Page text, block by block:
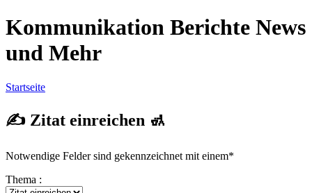
Kommunikation Berichte News
und Mehr
Startseite
✍ Zitat einreichen 🚮
Notwendige Felder sind gekennzeichnet mit einem*
Thema :